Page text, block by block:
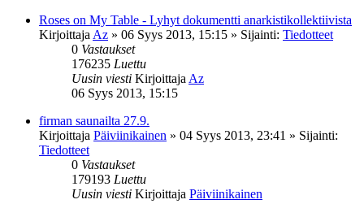
Roses on My Table - Lyhyt dokumentti anarkistikollektiivista
Kirjoittaja Az » 06 Syys 2013, 15:15 » Sijainti: Tiedotteet
0 Vastaukset
176235 Luettu
Uusin viesti Kirjoittaja Az
06 Syys 2013, 15:15
firman saunailta 27.9.
Kirjoittaja Päiviinikainen » 04 Syys 2013, 23:41 » Sijainti:
Tiedotteet
0 Vastaukset
179193 Luettu
Uusin viesti Kirjoittaja Päiviinikainen